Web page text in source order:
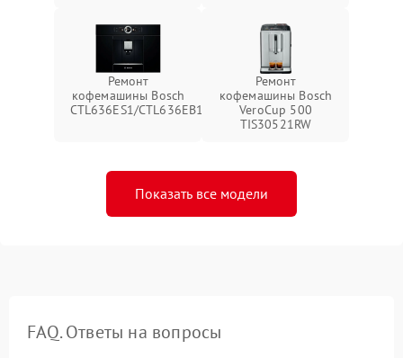
Ремонт
кофемашины Bosch
CTL636ES1/CTL636EB1
Ремонт
кофемашины Bosch
VeroCup 500
TIS30521RW
Показать все модели
FAQ. Ответы на вопросы